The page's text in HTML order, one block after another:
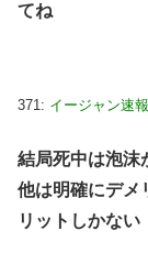
てね
371: イージャン速報
結局死中は泡沫
他は明確にデメ
リットしかない